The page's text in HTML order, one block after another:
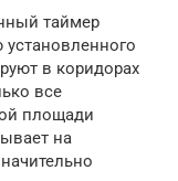
таймер
в коридорах
все
площади
на